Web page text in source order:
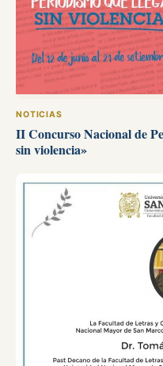
NOTICIAS
II Concurso Nacional de
sin violencia»